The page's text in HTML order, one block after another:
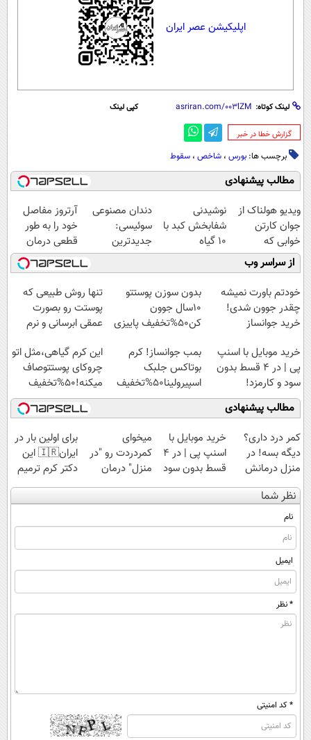
اپلیکیشن عصر ایران
لینک کوتاه: کپی لینک
‌گزارش خطا در خبر
برچسب ها: بورس ، شاخص ، سقوط
مطالب پیشنهادی
ویدیو هولناک از
جوان کارتن
خوابی که
میلیاردر شد.
آموزش رایگان
نوشیدنی
شفابخش کبد با
10 گیاه
موثر(تخفیف تا
امشب)
دندان مصنوعی
سوئیسی:
جدیدترین
فناوری اروپا،
سبک و مقاوم |
پرداخت قسطی
آرتروز مفاصل
خود را به طور
قطعی درمان
کنید!
◗پرسش‌نامه◖
از سراسر وب
خودتم باورت نمیشه
چقدر جوون شدی!
خرید جوانساز
ویژه
بدون سوزن پوستتو
10سال جوون
کن50%تخفیف پاییزی
تنها روش طبیعی که
پوستت رو بصورت
عمقی ابرسانی و نرم
خرید موبایل با اسنپ
پی | در ۴ قسط بدون
سود و کارمزد!
بمب جوانساز! کرم
بوتاکس جلبک
اسپیرولینا50%تخفیف
این کرم گیاهی،مثل اتو
چروکای پوستتوصاف
میکنه!50%تخفیف
مطالب پیشنهادی
کمر درد داری؟
دیگه بسه! در
منزل درمانش
کن
(◀پرسش‌نامه)
خرید موبایل با
اسنپ پی | در ۴
قسط بدون سود
و کارمزد!
میخوای
کمردردت رو "در
منزل" درمان
کنی؟ (◂فیلم +
◂پرسش‌نامه)
برای اولین بار در
ایران🇮🇷 این
دکتر کرم ترمیم
کننده 23 روزه
ساخت!
نظر شما
نام
ایمیل
* نظر
* کد امنیتی